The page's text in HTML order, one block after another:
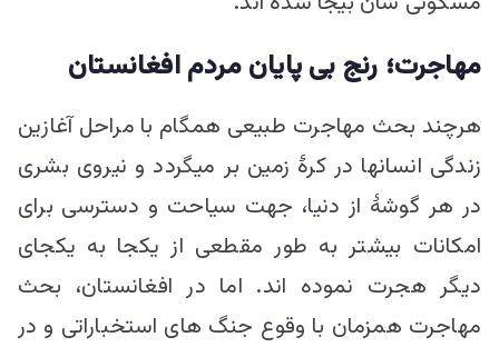
مهاجرت؛ رنج بی پایان مردم افغانستان
هرچند بحث مهاجرت طبیعی همگام با مراحل آغازین
زندگی انسانها در کرۀ زمین بر میگردد و نیروی بشری
در هر گوشۀ از دنیا، جهت سیاحت و دسترسی برای
امکانات بیشتر به طور مقطعی از یکجا به یکجای
دیگر هجرت نموده اند. اما در افغانستان، بحث
مهاجرت همزمان با وقوع جنگ های استخباراتی و در